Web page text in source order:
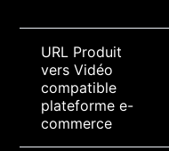
URL Produit
vers Vidéo
compatible
plateforme e-
commerce